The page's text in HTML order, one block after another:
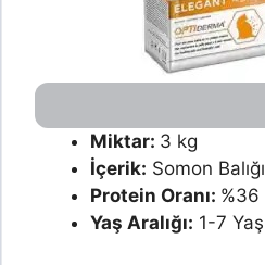
Miktar: 3 kg
İçerik: Somon Balığı
Protein Oranı: %36
Yaş Aralığı: 1-7 Yaş